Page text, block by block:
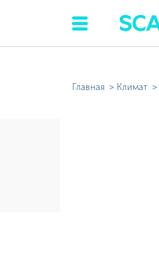
Главная Климат